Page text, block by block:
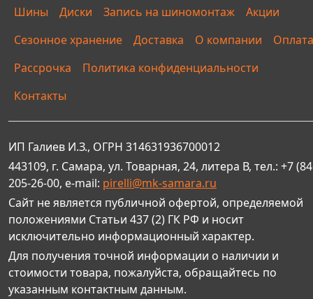
Шины Диски Запись на шиномонтаж
Акции
Сезонное хранение
Доставка О компании
Оплата
Рассрочка
Политика конфиденциальности
Контакты
ИП Галиев И.З., ОГРН 314631936700012
443109, г. Самара, ул. Товарная, 24, литера В, тел.: +7
205-26-00, e-mail: pirelli@mk-samara.ru
Сайт не является публичной офертой, определяемой
положениями Статьи 437 (2) ГК РФ и носит
исключительно информационный характер.
Для получения точной информации о наличии и
стоимости товара, пожалуйста, обращайтесь по
указанным контактным данным.